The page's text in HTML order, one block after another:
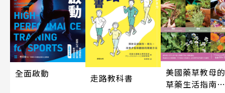
全面啟動 走路教科書
美國藥草教母的
草藥生活指南